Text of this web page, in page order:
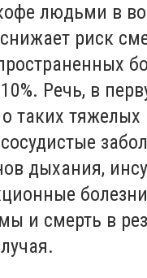
людьми в
риск
Речь, в
таких тяжелых
дыхания,
и смерть в